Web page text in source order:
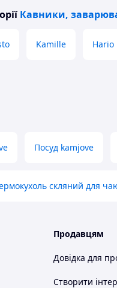
Кавники,
Kamille Hario
Посуд kamjove
скляний для
Продавцям
Довідка для
Створити